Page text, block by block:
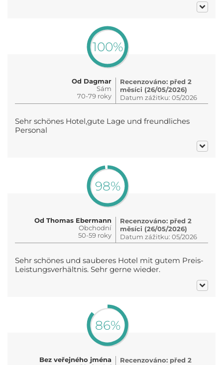
100%
Od Dagmar
Sám
70-79 roky
Recenzováno: před 2
měsíci (26/05/2026)
Datum zážitku: 05/2026
Sehr schönes Hotel,gute Lage und freundliches
Personal
98%
Od Thomas Ebermann
Obchodní
50-59 roky
Recenzováno: před 2
měsíci (26/05/2026)
Datum zážitku: 05/2026
Sehr schönes und sauberes Hotel mit gutem Preis-
Leistungsverhältnis. Sehr gerne wieder.
86%
Bez veřejného jména
Recenzováno: před 2